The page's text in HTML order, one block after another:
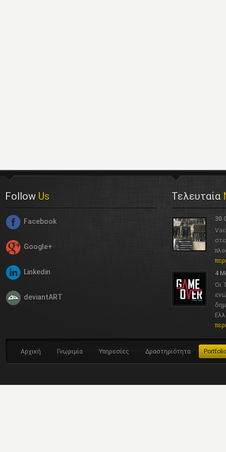
Follow Us
Facebook
Google+
Linkedin
deviantART
Τελευταία
30
4
Οι
Αρχική Γνωριμία Υπηρεσίες Δραστηριότητα